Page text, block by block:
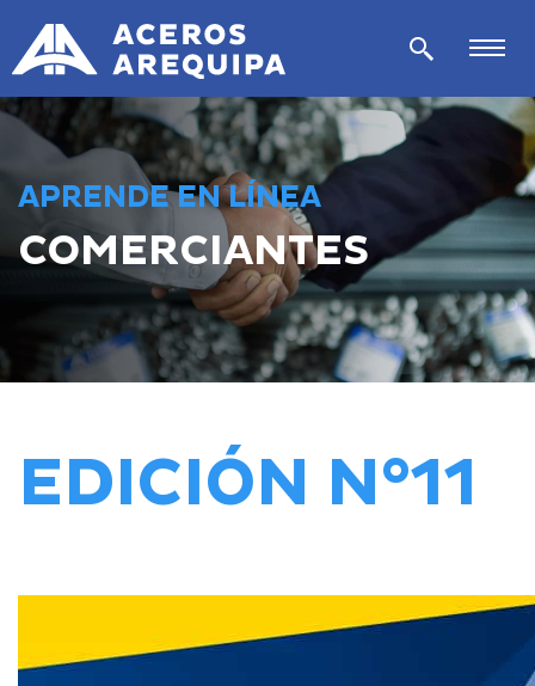
APRENDE EN LÍNEA
COMERCIANTES
EDICIÓN N°11